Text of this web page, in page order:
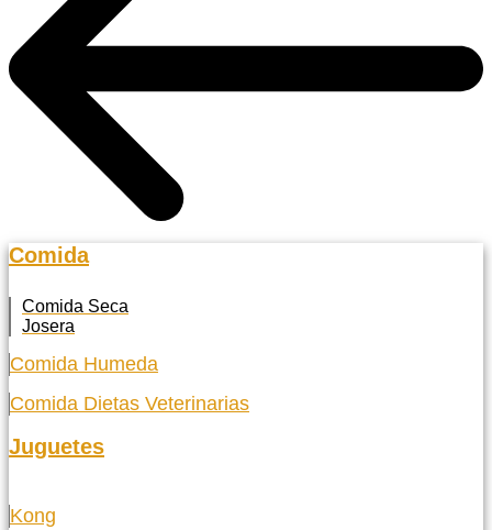
Comida
Comida Seca
Josera
Comida Humeda
Comida Dietas Veterinarias
Juguetes
Kong